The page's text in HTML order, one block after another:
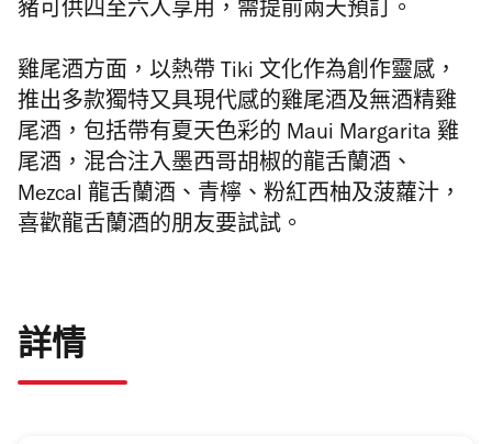
豬 可供四至六人享用，需提前兩天預訂。
雞尾酒方面， 以熱帶 Tiki 文化作為創作靈感，
推出多款獨特又具現代感的雞尾酒及無酒精雞
尾酒， 包括帶有夏天色彩的 Maui Margarita 雞
尾酒，混合注入墨西哥胡椒的龍舌蘭酒、
Mezcal 龍舌蘭酒、青檸、粉紅西柚及菠蘿汁，
喜歡龍舌蘭酒的朋友要試試。
詳情